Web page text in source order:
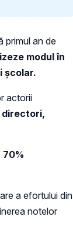
primul an de
modul în
școlar.
actorii
directori,
a efortului din
notelor